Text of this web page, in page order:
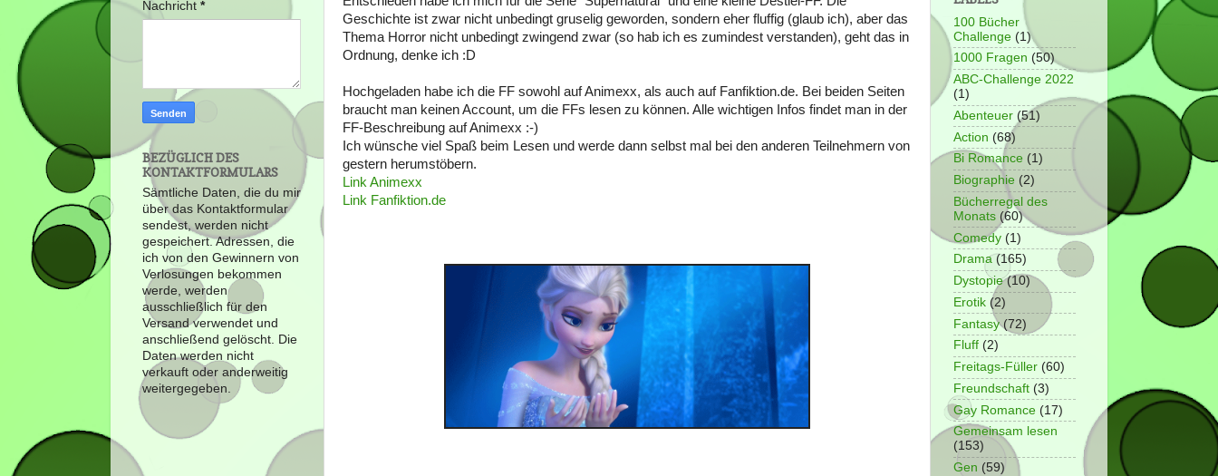
Geschichte ist zwar nicht unbedingt gruselig geworden, sondern eher fluffig (glaub ich), aber das
Thema Horror nicht unbedingt zwingend zwar (so hab ich es zumindest verstanden), geht das in
Ordnung, denke ich :D
Hochgeladen habe ich die FF sowohl auf Animexx, als auch auf Fanfiktion.de. Bei beiden Seiten
braucht man keinen Account, um die FFs lesen zu können. Alle wichtigen Infos findet man in der
FF-Beschreibung auf Animexx :-)
Ich wünsche viel Spaß beim Lesen und werde dann selbst mal bei den anderen Teilnehmern von
gestern herumstöbern.
Link Animexx
Link Fanfiktion.de
Nachricht *
BEZÜGLICH DES
KONTAKTFORMULARS
Sämtliche Daten, die du mir
über das Kontaktformular
sendest, werden nicht
gespeichert. Adressen, die
ich von den Gewinnern von
Verlosungen bekommen
werde, werden
ausschließlich für den
Versand verwendet und
anschließend gelöscht. Die
Daten werden nicht
verkauft oder anderweitig
weitergegeben.
100 Bücher
Challenge (1)
1000 Fragen (50)
ABC-Challenge 2022
(1)
Abenteuer (51)
Action (68)
Bi Romance (1)
Biographie (2)
Bücherregal des
Monats (60)
Comedy (1)
Drama (165)
Dystopie (10)
Erotik (2)
Fantasy (72)
Fluff (2)
Freitags-Füller (60)
Freundschaft (3)
Gay Romance (17)
Gemeinsam lesen
(153)
Gen (59)